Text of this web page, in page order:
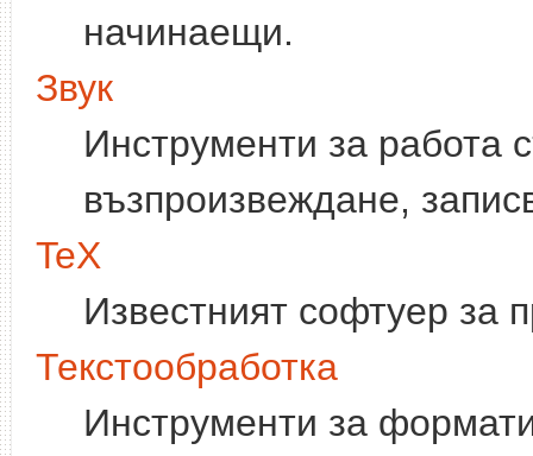
начинаещи.
Звук
Инструменти за работа
възпроизвеждане,
TeX
Известният софтуер за
Текстообработка
Инструменти за